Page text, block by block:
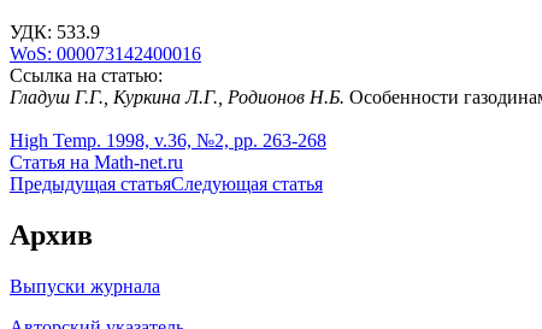
УДК: 533.9
WoS: 000073142400016
Ссылка на статью:
Гладуш Г.Г., Куркина Л.Г., Родионов Н.Б. Особенности
High Temp. 1998, v.36, №2, pp. 263-268
Статья на Math-net.ru
Предыдущая статьяСледующая статья
Архив
Выпуски журнала